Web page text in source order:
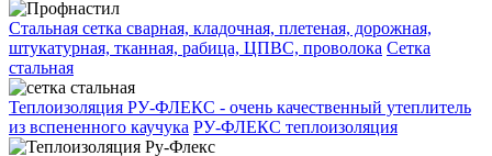
Стальная сетка сварная, кладочная, плетеная, дорожная,
штукатурная, тканная, рабица, ЦПВС, проволока Сетка
стальная
Теплоизоляция РУ-ФЛЕКС - очень качественный утеплитель
из вспененного каучука РУ-ФЛЕКС теплоизоляция